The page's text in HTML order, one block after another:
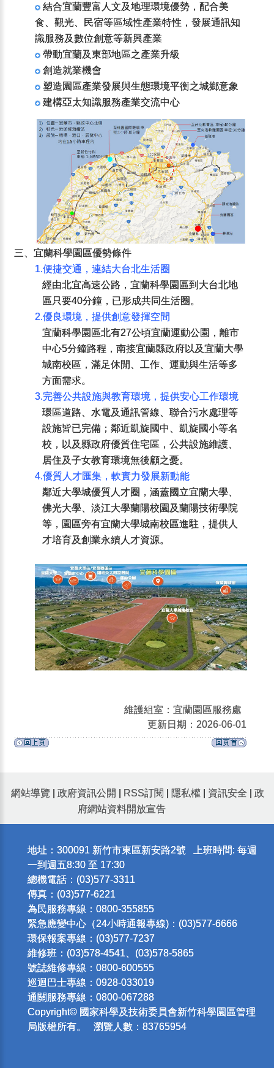
結合宜蘭豐富人文及地理環境優勢，配合美
食、觀光、民宿等區域性產業特性，發展通訊知
識服務及數位創意等新興產業
帶動宜蘭及東部地區之產業升級
創造就業機會
塑造園區產業發展與生態環境平衡之城鄉意象
建構亞太知識服務產業交流中心
三、宜蘭科學園區優勢條件
1.便捷交通，連結大台北生活圈
經由北宜高速公路，宜蘭科學園區到大台北地
區只要40分鐘，已形成共同生活圈。
2.優良環境，提供創意發揮空間
宜蘭科學園區北有27公頃宜蘭運動公園，離市
中心5分鐘路程，南接宜蘭縣政府以及宜蘭大學
城南校區，滿足休閒、工作、運動與生活等多
方面需求。
3.完善公共設施與教育環境，提供安心工作環境
環區道路、水電及通訊管線、聯合污水處理等
設施皆已完備；鄰近凱旋國中、凱旋國小等名
校，以及縣政府優質住宅區，公共設施維護、
居住及子女教育環境無後顧之憂。
4.優質人才匯集，軟實力發展新動能
鄰近大學城優質人才圈，涵蓋國立宜蘭大學、
佛光大學、淡江大學蘭陽校園及蘭陽技術學院
等，園區旁有宜蘭大學城南校區進駐，提供人
才培育及創業永續人才資源。
維護組室：宜蘭園區服務處
更新日期：2026-06-01
網站導覽 政府資訊公開 RSS訂閱 隱私權 資訊安全
政
府網站資料開放宣告
地址：300091 新竹市東區新安路2號 上班時間: 每週
一到週五8:30 至 17:30
總機電話：(03)577-3311
傳真：(03)577-6221
為民服務專線：0800-355855
緊急應變中心（24小時通報專線)：(03)577-6666
環保報案專線：(03)577-7237
維修班：(03)578-4541、(03)578-5865
號誌維修專線：0800-600555
巡迴巴士專線：0928-033019
通關服務專線：0800-067288
Copyright© 國家科學及技術委員會新竹科學園區管理
局版權所有。 瀏覽人數：83765954